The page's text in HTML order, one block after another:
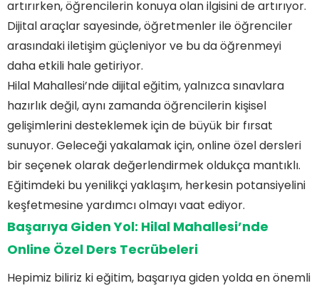
artırırken, öğrencilerin konuya olan ilgisini de artırıyor.
Dijital araçlar sayesinde, öğretmenler ile öğrenciler
arasındaki iletişim güçleniyor ve bu da öğrenmeyi
daha etkili hale getiriyor.
Hilal Mahallesi’nde dijital eğitim, yalnızca sınavlara
hazırlık değil, aynı zamanda öğrencilerin kişisel
gelişimlerini desteklemek için de büyük bir fırsat
sunuyor. Geleceği yakalamak için, online özel dersleri
bir seçenek olarak değerlendirmek oldukça mantıklı.
Eğitimdeki bu yenilikçi yaklaşım, herkesin potansiyelini
keşfetmesine yardımcı olmayı vaat ediyor.
Başarıya Giden Yol: Hilal Mahallesi’nde
Online Özel Ders Tecrübeleri
Hepimiz biliriz ki eğitim, başarıya giden yolda en önemli